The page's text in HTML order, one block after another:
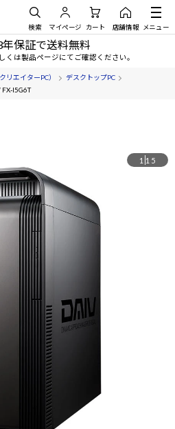
検索 マイページ カート 店舗情報 メニュー
保証で送料無料
くは製品ページにてご確認ください。
リエイターPC）
デスクトップPC
FX-I5G6T
1 15